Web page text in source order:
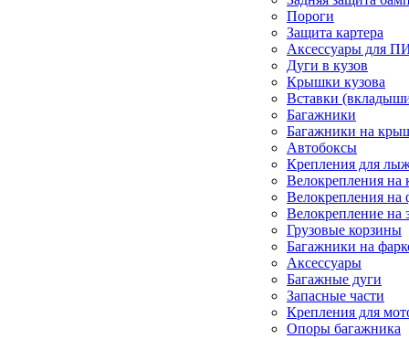
Пороги
Защита картера
Аксессуары для
Дуги в кузов
Крышки кузова
Вставки
Багажники
Багажники на
Автобоксы
Крепления для
Велокрепления
Велокрепления на
Велокрепление на
Грузовые корзины
Багажники на
Аксессуары
Багажные дуги
Запасные части
Крепления для
Опоры багажника